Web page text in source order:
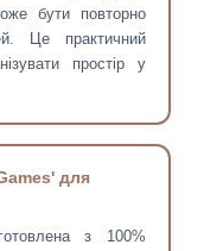
бути повторно
Це практичний
простір у
для
з 100%